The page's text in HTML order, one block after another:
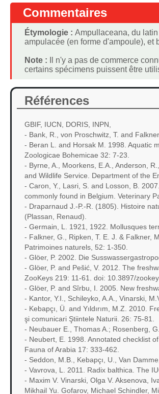
Commentaires
Étymologie : Ampullaceana, du
ampulacée (en forme d'ampoule), et
Note :
Il n'y a pas de commerce
certains spécimens puissent être
Références
GBIF, IUCN, DORIS, INPN,
- Bank, R., von Proschwitz, T. and
- Beran L. and Horsak M. 1998. Aquatic
Zoologicae Bohemicae 32: 7-23.
- Byrne, A., Moorkens, E.A., Anderson,
and Wildlife Service. Department of the
- Caron, Y., Lasri, S. and Losson, B.
commonly found in Belgium. Veterinary
- Draparnaud J.-P.-R. (1805). Histoire
(Plassan, Renaud).
- Germain, L. 1921, 1922. Mollusques
- Falkner, G., Ripken, T. E. J. & Falkner,
Patrimoines naturels, 52: 1-350.
- Glöer, P. 2002. Die
- Glöer, P. and Pešić, V. 2012. The
ZooKeys 219: 11-61. doi: 10.3897/
- Glöer, P. and Sîrbu, I. 2005. New
- Kantor, Y.I., Schileyko, A.A., Vinarski,
- Kebapçı, Ü. and Yıldırım, M.Z. 2010.
şi comunicari Ştiintele Naturii. 26: 75-81.
- Neubauer E., Thomas A.; Rosenberg,
- Neubert, E. 1998. Annotated checklist
Fauna of Arabia 17: 333-462.
- Seddon, M.B., Kebapçı, U., Van
- Vavrova, L. 2011. Radix balthica. The
- Maxim V. Vinarski, Olga V. Aksenova,
Mikhail Yu. Gofarov, Michael Schindler,